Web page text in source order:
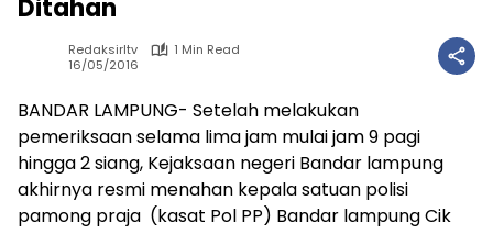
Ditahan
Redaksirltv
1 Min Read
16/05/2016
BANDAR LAMPUNG- Setelah melakukan
pemeriksaan selama lima jam mulai jam 9 pagi
hingga 2 siang, Kejaksaan negeri Bandar lampung
akhirnya resmi menahan kepala satuan polisi
pamong praja (kasat Pol PP) Bandar lampung Cik